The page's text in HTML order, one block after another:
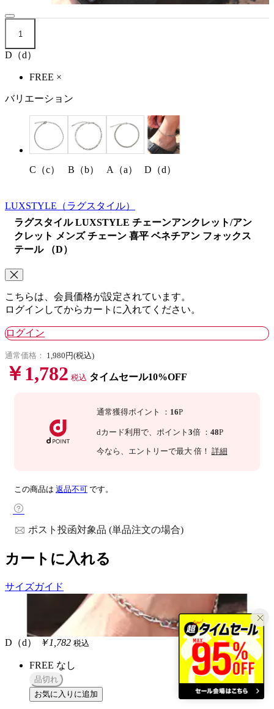
1
D（d）
FREE ×
バリエーション
C（c） B（b） A（a） D（d）
LUXSTYLE （ラグスタイル）
ラグスタイル LUXSTYLE チェーンアンクレット/アン
クレット メンズ チェーン 喜平 ベネチアン フォックス
テール （D）
こちらは、会員価格が設定されています。
ログインしてからカートに入れてください。
ログイン
通常価格： 1,980円(税込)
￥1,782 税込 タイムセール10%OFF
通常獲得ポイント ： 16P
dカード利用で、 ポイント 3倍 ： 48P
今なら 、エントリーで最大 倍！ 詳細
この商品は 返品不可 です。
ポスト投函対象品 (単品注文の場合)
カートに入れる
サイズガイド
D（d） ￥1,782 税込
FREE なし
品切れ
お気に入りに追加